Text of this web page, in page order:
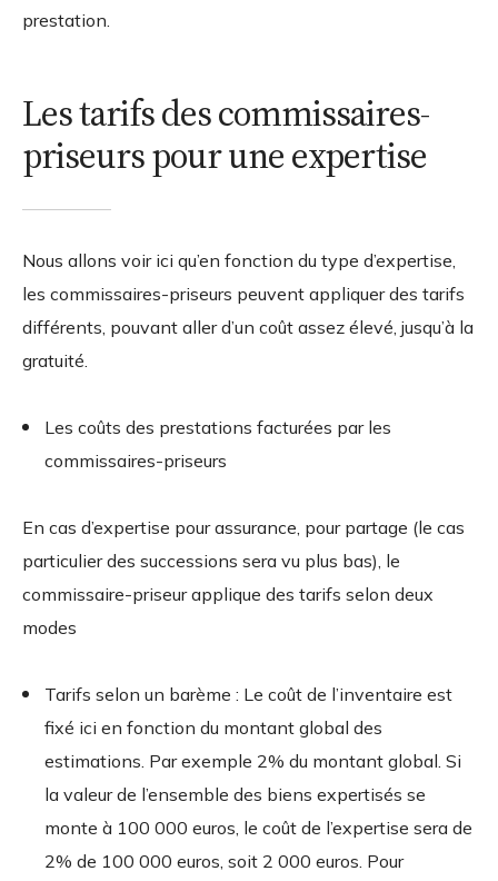
prestation.
Les tarifs des commissaires-
priseurs pour une expertise
Nous allons voir ici qu’en fonction du type d’expertise,
les commissaires-priseurs peuvent appliquer des tarifs
différents, pouvant aller d’un coût assez élevé, jusqu’à la
gratuité.
Les coûts des prestations facturées par les
commissaires-priseurs
En cas d’expertise pour assurance, pour partage (le cas
particulier des successions sera vu plus bas), le
commissaire-priseur applique des tarifs selon deux
modes
Tarifs selon un barème : Le coût de l’inventaire est
fixé ici en fonction du montant global des
estimations. Par exemple 2% du montant global. Si
la valeur de l’ensemble des biens expertisés se
monte à 100 000 euros, le coût de l’expertise sera de
2% de 100 000 euros, soit 2 000 euros. Pour